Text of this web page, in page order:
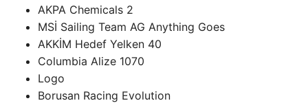
AKPA Chemicals 2
MSİ Sailing Team AG Anything Goes
AKKİM Hedef Yelken 40
Columbia Alize 1070
Logo
Borusan Racing Evolution